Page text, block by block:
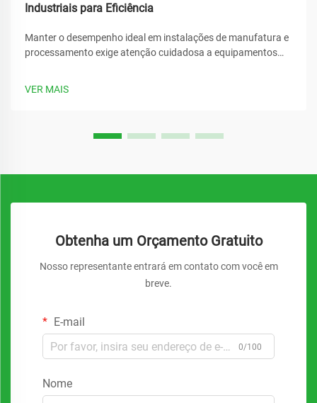
Industriais para Eficiência
Manter o desempenho ideal em instalações de manufatura e
processamento exige atenção cuidadosa a equipamentos
VER MAIS
Obtenha um Orçamento Gratuito
Nosso representante entrará em contato com você em
breve.
E-mail
0/100
Nome